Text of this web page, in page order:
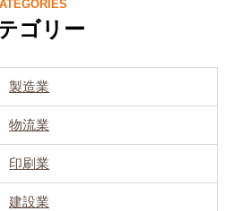
ゴリー
製造業
物流業
印刷業
建設業